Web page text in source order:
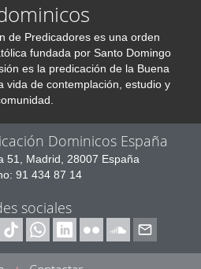
de Predicadores es una orden
fundada por Santo Domingo
es la predicación de la Buena
vida de contemplación, estudio y
Dominicos España
51, Madrid, 28007 España
91 434 87 14
sociales